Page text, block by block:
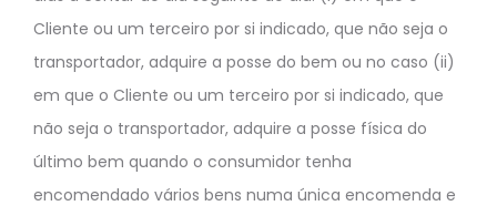
Cliente ou um terceiro por si indicado, que não seja o
transportador, adquire a posse do bem ou no caso (ii)
em que o Cliente ou um terceiro por si indicado, que
não seja o transportador, adquire a posse física do
último bem quando o consumidor tenha
encomendado vários bens numa única encomenda e